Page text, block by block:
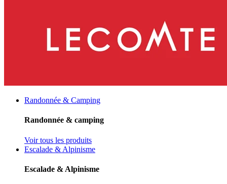
Randonnée & Camping
Randonnée & camping
Voir tous les produits
Escalade & Alpinisme
Escalade & Alpinisme